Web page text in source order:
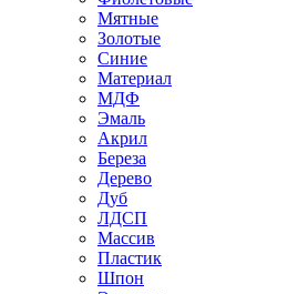
Мятные
Золотые
Синие
Материал
МДФ
Эмаль
Акрил
Береза
Дерево
Дуб
ЛДСП
Массив
Пластик
Шпон